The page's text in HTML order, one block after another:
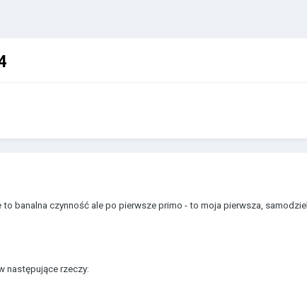
banalna czynność ale po pierwsze primo - to moja pierwsza,
następujące rzeczy: